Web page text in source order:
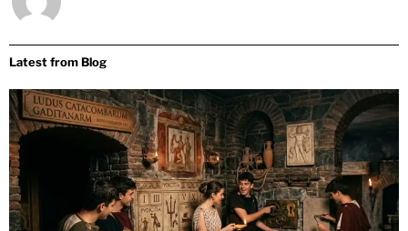
Latest from Blog